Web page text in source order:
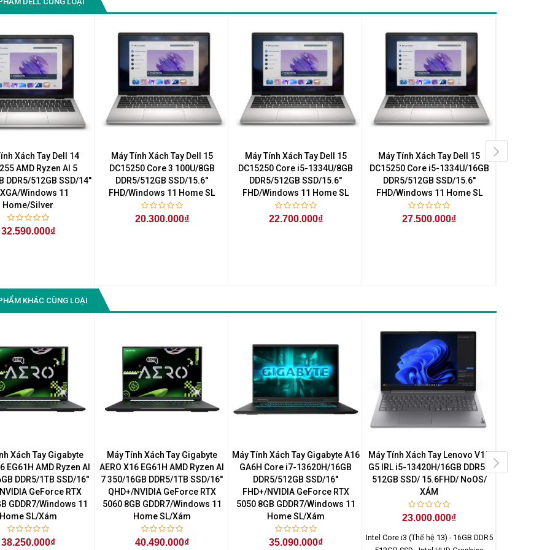
Xách Tay Dell 14
AMD Ryzen AI 5
DDR5/512GB SSD/14''
Windows 11
Home/Silver
32.590.000₫
Máy Tính Xách Tay Dell 15
DC15250 Core 3 100U/8GB
DDR5/512GB SSD/15.6''
FHD/Windows 11 Home SL
20.300.000₫
Máy Tính Xách Tay Dell 15
DC15250 Core i5-1334U/8GB
DDR5/512GB SSD/15.6''
FHD/Windows 11 Home SL
22.700.000₫
Máy Tính Xách Tay Dell 15
DC15250 Core i5-1334U/16GB
DDR5/512GB SSD/15.6''
FHD/Windows 11 Home SL
27.500.000₫
KHÁC CÙNG LOẠI
Xách Tay Gigabyte
EG61H AMD Ryzen AI
DDR5/1TB SSD/16''
GeForce RTX
GDDR7/Windows 11
Home SL/Xám
38.250.000₫
Máy Tính Xách Tay Gigabyte
AERO X16 EG61H AMD Ryzen AI
7 350/16GB DDR5/1TB SSD/16''
QHD+/NVIDIA GeForce RTX
5060 8GB GDDR7/Windows 11
Home SL/Xám
40.490.000₫
Máy Tính Xách Tay Gigabyte A16
GA6H Core i7-13620H/16GB
DDR5/512GB SSD/16''
FHD+/NVIDIA GeForce RTX
5050 8GB GDDR7/Windows 11
Home SL/Xám
35.090.000₫
Máy Tính Xách Tay Lenovo V15
G5 IRL i5-13420H/16GB DDR5 /
512GB SSD/ 15.6FHD/ NoOS/
XÁM
23.000.000₫
Intel Core i3 (Thế hệ 13) - 16GB DDR5